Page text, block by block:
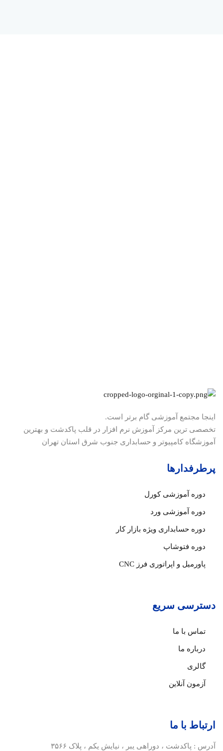
اینجا مجتمع آموزشی گام برتر است.
تخصصی ترین مرکز آموزش نرم افزار در قلب پاکدشت و بهترین
آموزشگاه کامپیوتر و حسابداری جنوب شرق استان تهران
پرطرفدارها
دوره آموزشی کورل
دوره آموزشی ورد
دوره حسابداری ویژه بازار کار
دوره فتوشاپ
پاورمیل و اپراتوری فرز CNC
دسترسی سریع
تماس با ما
درباره ما
گالری
آزمون آنلاین
ارتباط با ما
آدرس : پاکدشت ، دوراهی یبر ، نیایش یکم ، پلاک ۳۵۶۶